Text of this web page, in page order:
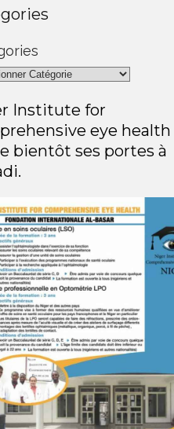
Institute for
eye health
bientôt ses portes à